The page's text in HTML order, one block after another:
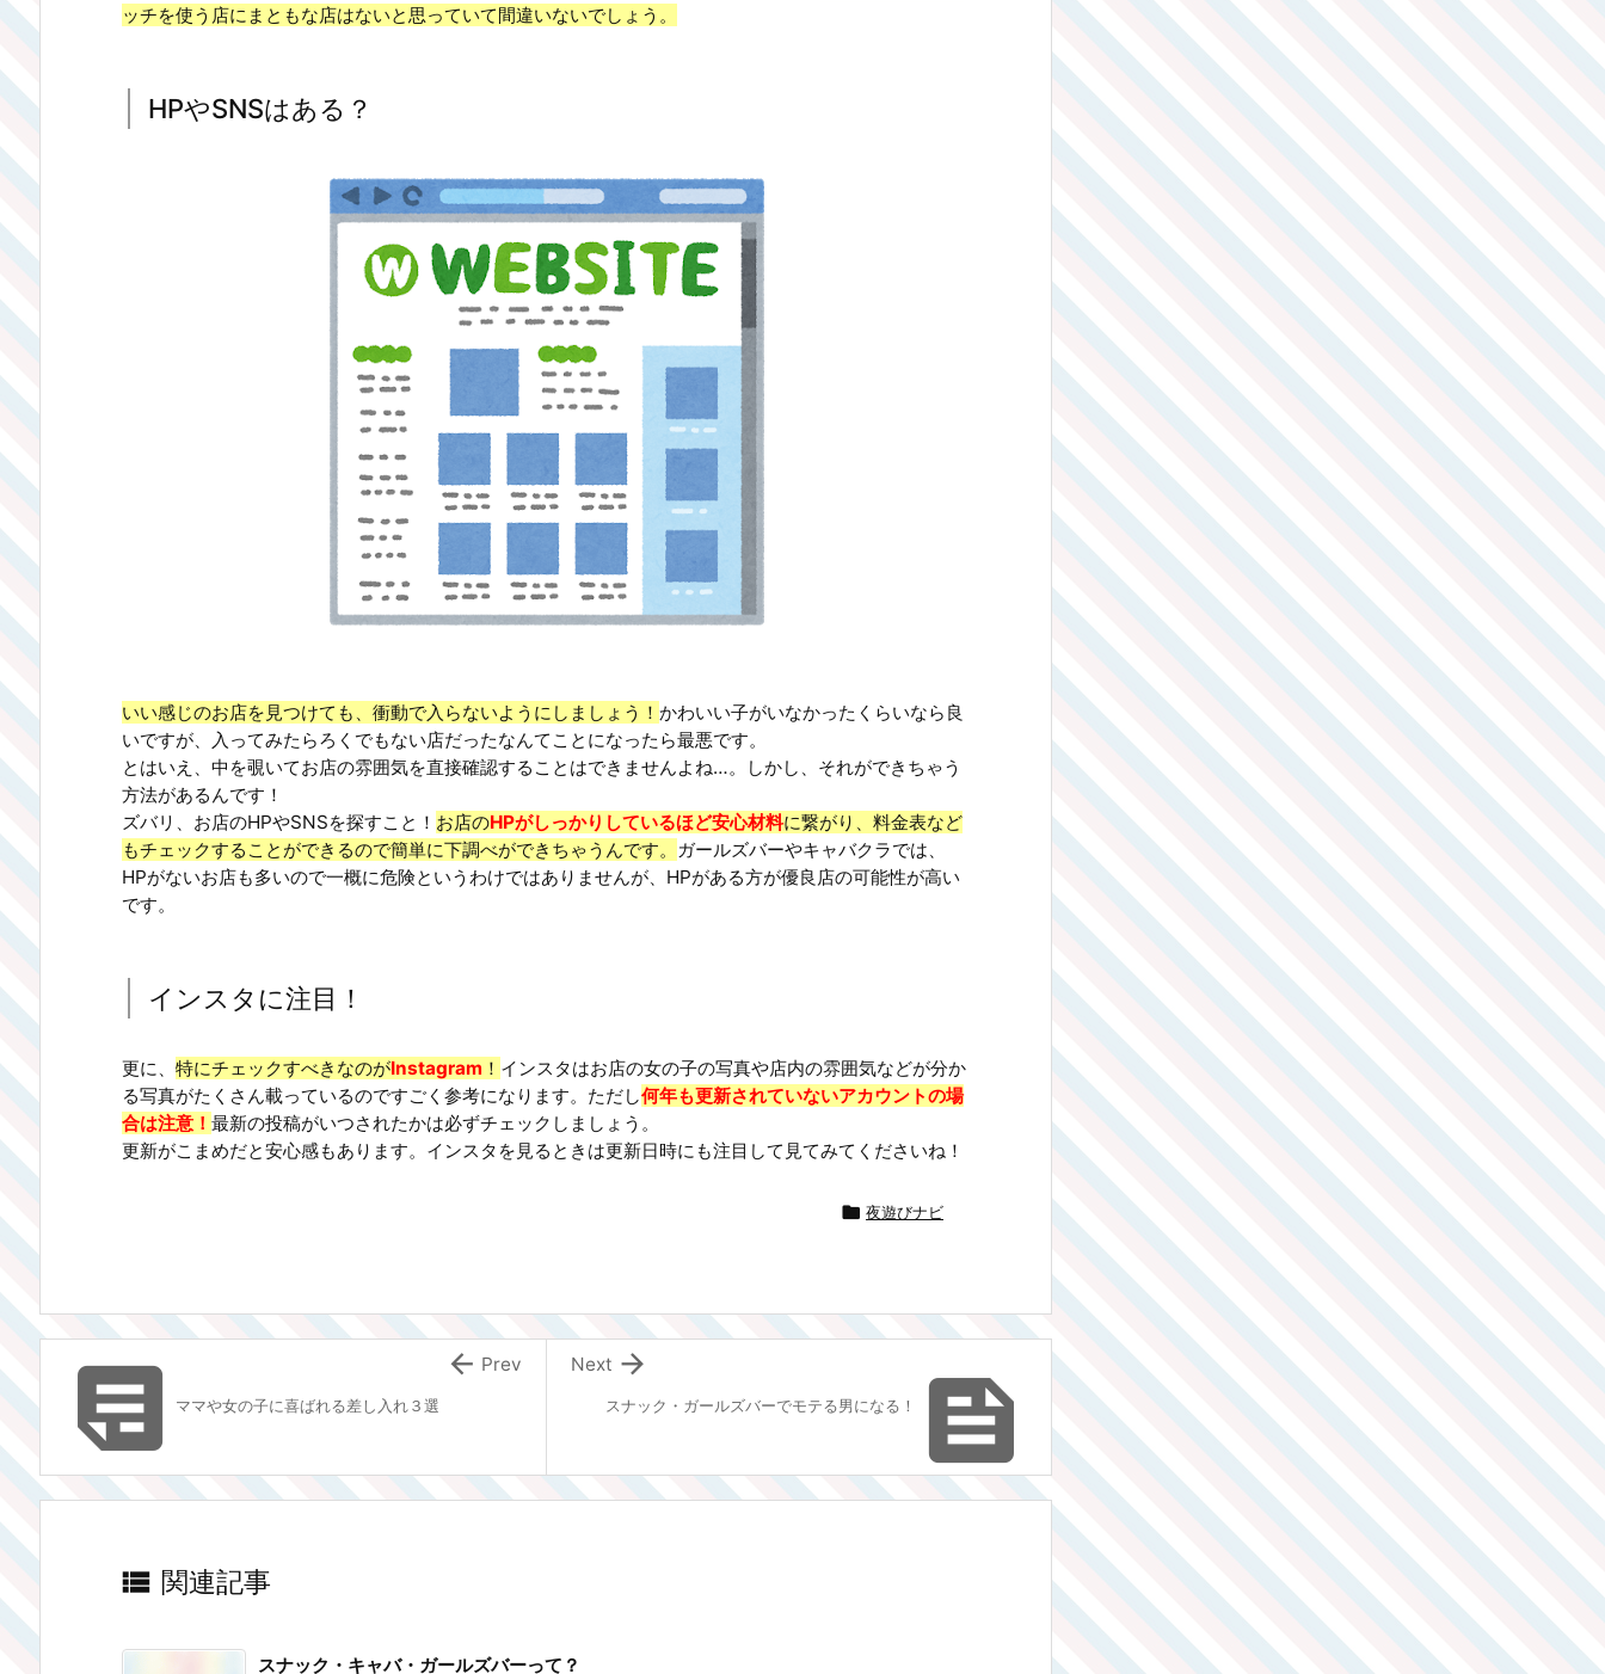
ッチを使う店にまともな店はないと思っていて間違いないでしょう。
HPやSNSはある？
いい感じのお店を見つけても、衝動で入らないようにしましょう！ かわいい子がいなかったくらいなら良
いですが、入ってみたらろくでもない店だったなんてことになったら最悪です。
とはいえ、中を覗いてお店の雰囲気を直接確認することはできませんよね…。しかし、それができちゃう
方法があるんです！
ズバリ、お店のHPやSNSを探すこと！ お店のHPがしっかりしているほど安心材料に繋がり、料金表など
もチェックすることができるので簡単に下調べができちゃうんです。
ガールズバーやキャバクラでは、
HPがないお店も多いので一概に危険というわけではありませんが、HPがある方が優良店の可能性が高い
です。
インスタに注目！
更に、 特にチェックすべきなのがInstagram ！ インスタはお店の女の子の写真や店内の雰囲気などが分か
る写真がたくさん載っているのですごく参考になります。ただし何年も更新されていないアカウントの場
合は注意！ 最新の投稿がいつされたかは必ずチェックしましょう。
更新がこまめだと安心感もあります。インスタを見るときは更新日時にも注目して見てみてくださいね！
 夜遊びナビ

スナック・ガールズバーでモテる男になる！

Next
 ママや女の子に喜ばれる差し入れ３選
 Prev
 関連記事
スナック・キャバ・ガールズバーって？